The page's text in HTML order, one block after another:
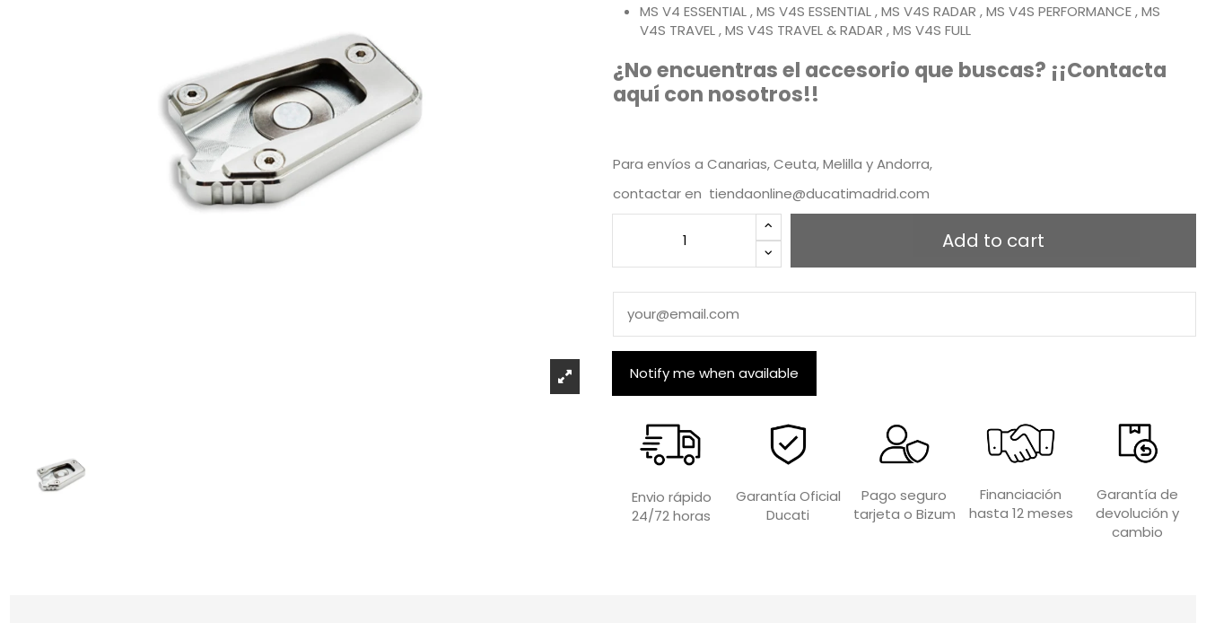
MS V4 ESSENTIAL , MS V4S ESSENTIAL , MS V4S RADAR , MS V4S PERFORMANCE , MS
V4S TRAVEL , MS V4S TRAVEL & RADAR , MS V4S FULL
¿No encuentras el accesorio que buscas? ¡¡Contacta
aquí con nosotros!!
Para envíos a Canarias, Ceuta, Melilla y Andorra,
contactar en tiendaonline@ducatimadrid.com
Add to cart
Envio rápido
24/72 horas
Garantía Oficial
Ducati
Pago seguro
tarjeta o Bizum
Financiación
hasta 12 meses
Garantía de
devolución y
cambio